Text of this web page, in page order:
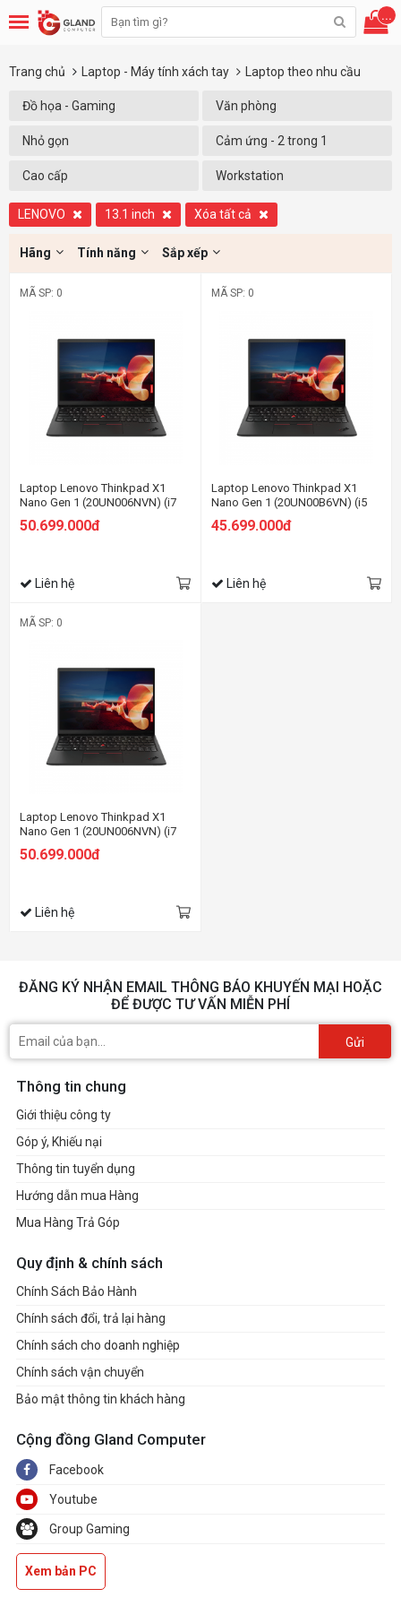
...
Trang chủ Laptop - Máy tính xách tay Laptop theo nhu cầu
Đồ họa - Gaming Văn phòng
Nhỏ gọn Cảm ứng - 2 trong 1
Cao cấp Workstation
LENOVO 13.1 inch Xóa tất cả
Hãng Tính năng Sắp xếp
MÃ SP: 0
Laptop Lenovo Thinkpad X1
Nano Gen 1 (20UN006NVN) (i7
2K/Win11 Pro/Đen)
50.699.000đ
Liên hệ
MÃ SP: 0
Laptop Lenovo Thinkpad X1
Nano Gen 1 (20UN00B6VN) (i5
SSD/13 2K/Win11 Pro/Đen)
45.699.000đ
Liên hệ
MÃ SP: 0
Laptop Lenovo Thinkpad X1
Nano Gen 1 (20UN006NVN) (i7
1160G7/16GB RAM/1TB SSD/13
2K/Win11 Pro/Đen)
50.699.000đ
Liên hệ
ĐĂNG KÝ NHẬN EMAIL THÔNG BÁO KHUYẾN MẠI HOẶC
ĐỂ ĐƯỢC TƯ VẤN MIỄN PHÍ
Gửi
Thông tin chung
Giới thiệu công ty
Góp ý, Khiếu nại
Thông tin tuyển dụng
Hướng dẫn mua Hàng
Mua Hàng Trả Góp
Quy định & chính sách
Chính Sách Bảo Hành
Chính sách đổi, trả lại hàng
Chính sách cho doanh nghiệp
Chính sách vận chuyển
Bảo mật thông tin khách hàng
Cộng đồng Gland Computer
Facebook
Youtube
Group Gaming
Xem bản PC